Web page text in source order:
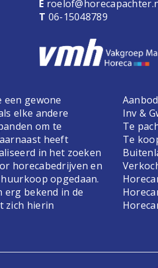
E
T 06-15048789
een gewone
elke andere
om te
heeft
in het zoeken
horecabedrijven en
opgedaan.
erg bekend in de
zich hierin
Aanbod
Inv &
Te
Te